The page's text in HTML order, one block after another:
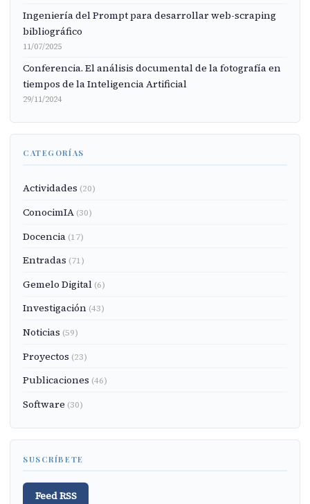
Ingeniería del Prompt para desarrollar web-scraping
bibliográfico
11/07/2025
Conferencia. El análisis documental de la fotografía en
tiempos de la Inteligencia Artificial
29/11/2024
CATEGORÍAS
Actividades (20)
ConocimIA (30)
Docencia (17)
Entradas (71)
Gemelo Digital (6)
Investigación (43)
Noticias (59)
Proyectos (23)
Publicaciones (46)
Software (30)
SUSCRÍBETE
Feed RSS